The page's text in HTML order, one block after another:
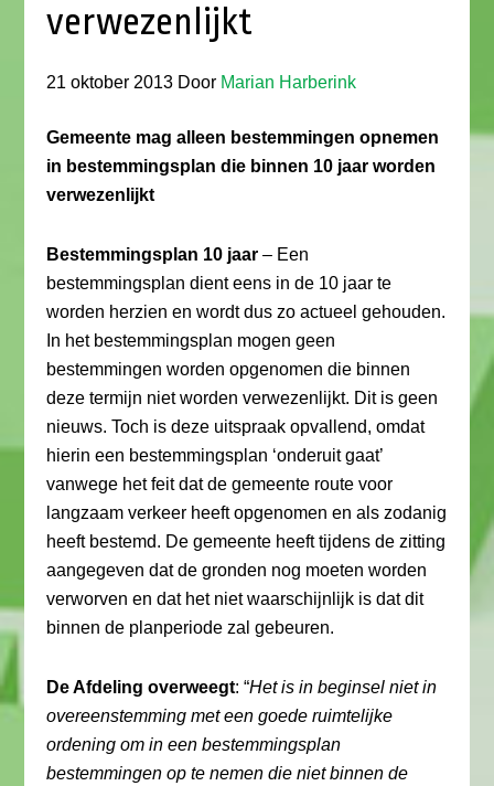
verwezenlijkt
21 oktober 2013 Door Marian Harberink
Gemeente mag alleen bestemmingen opnemen
in bestemmingsplan die binnen 10 jaar worden
verwezenlijkt
Bestemmingsplan 10 jaar – Een
bestemmingsplan dient eens in de 10 jaar te
worden herzien en wordt dus zo actueel gehouden.
In het bestemmingsplan mogen geen
bestemmingen worden opgenomen die binnen
deze termijn niet worden verwezenlijkt. Dit is geen
nieuws. Toch is deze uitspraak opvallend, omdat
hierin een bestemmingsplan ‘onderuit gaat’
vanwege het feit dat de gemeente route voor
langzaam verkeer heeft opgenomen en als zodanig
heeft bestemd. De gemeente heeft tijdens de zitting
aangegeven dat de gronden nog moeten worden
verworven en dat het niet waarschijnlijk is dat dit
binnen de planperiode zal gebeuren.
De Afdeling overweegt: “Het is in beginsel niet in
overeenstemming met een goede ruimtelijke
ordening om in een bestemmingsplan
bestemmingen op te nemen die niet binnen de